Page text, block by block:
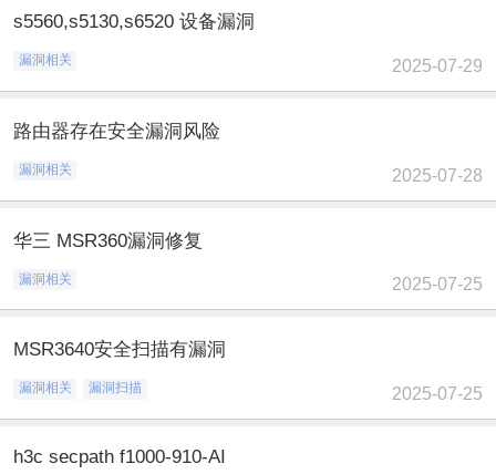
s5560,s5130,s6520 设备漏洞
漏洞相关 2025-07-29
路由器存在安全漏洞风险
漏洞相关 2025-07-28
华三 MSR360漏洞修复
漏洞相关 2025-07-25
MSR3640安全扫描有漏洞
漏洞相关 漏洞扫描 2025-07-25
h3c secpath f1000-910-AI